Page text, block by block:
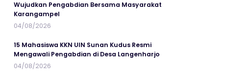
Wujudkan Pengabdian Bersama Masyarakat
Karangampel
04/08/2026
15 Mahasiswa KKN UIN Sunan Kudus Resmi
Mengawali Pengabdian di Desa Langenharjo
04/08/2026